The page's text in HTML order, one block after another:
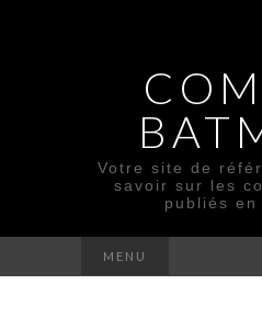
Votre site de
savoir sur les
publiés en
MENU